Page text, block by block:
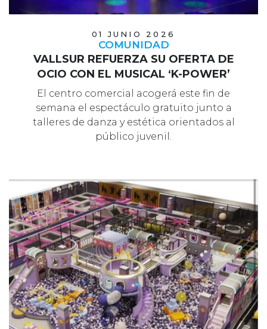
01 JUNIO 2026
COMUNIDAD
VALLSUR REFUERZA SU OFERTA DE
OCIO CON EL MUSICAL ‘K-POWER’
El centro comercial acogerá este fin de
semana el espectáculo gratuito junto a
talleres de danza y estética orientados al
público juvenil.